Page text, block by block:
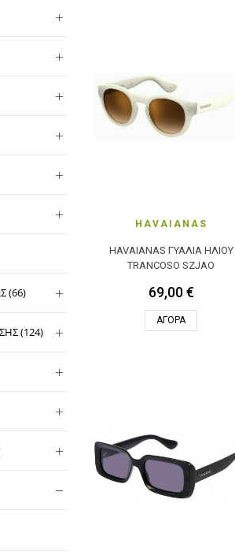
HAVAIANAS
HAVAIANAS ΓΥΑΛΙΆ ΗΛΊΟΥ
TRANCOSO SZJAO
69,00 €
ΑΓΟΡΆ
(66)
(124)